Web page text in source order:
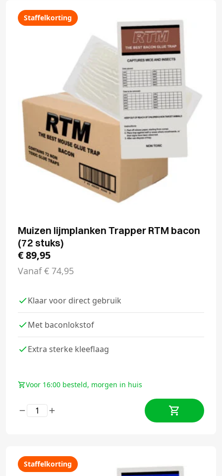
Staffelkorting
Muizen lijmplanken Trapper RTM bacon
(72 stuks)
€89,95
Vanaf€ 74,95
Klaar voor direct gebruik
Met baconlokstof
Extra sterke kleeflaag
Voor 16:00 besteld, morgen in huis
Staffelkorting